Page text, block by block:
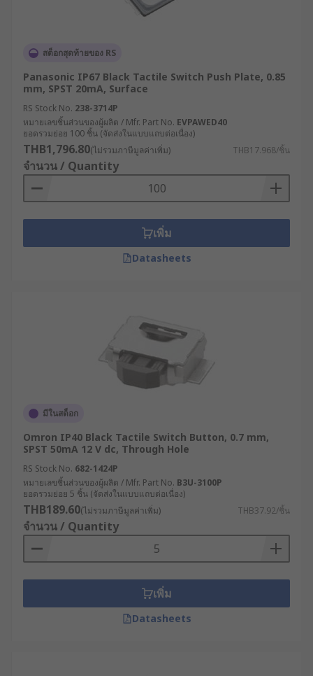
สต็อกสุดท้ายของ RS
Panasonic IP67 Black Tactile Switch Push Plate, 0.85
mm, SPST 20mA, Surface
RS Stock No. 238-3714P
หมายเลขชิ้นส่วนของผู้ผลิต / Mfr. Part No. EVPAWED40
ยอดรวมย่อย 100 ชิ้น (จัดส่งในแบบแถบต่อเนื่อง)
THB1,796.80(ไม่รวมภาษีมูลค่าเพิ่ม) THB17.968/ชิ้น
จำนวน / Quantity
เพิ่ม
Datasheets
มีในสต็อก
Omron IP40 Black Tactile Switch Button, 0.7 mm,
SPST 50mA 12 V dc, Through Hole
RS Stock No. 682-1424P
หมายเลขชิ้นส่วนของผู้ผลิต / Mfr. Part No. B3U-3100P
ยอดรวมย่อย 5 ชิ้น (จัดส่งในแบบแถบต่อเนื่อง)
THB189.60(ไม่รวมภาษีมูลค่าเพิ่ม) THB37.92/ชิ้น
จำนวน / Quantity
เพิ่ม
Datasheets